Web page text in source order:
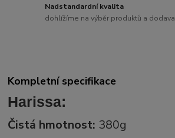
Nadstandardní kvalita
dohlížíme na výběr produktů a
Kompletní specifikace
Harissa:
Čistá hmotnost: 380g